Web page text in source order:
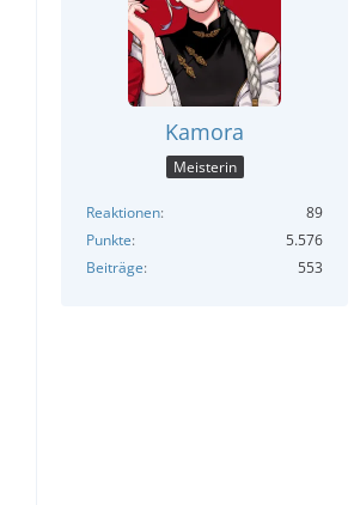
Kamora
Meisterin
Reaktionen
89
Punkte
5.576
Beiträge
553